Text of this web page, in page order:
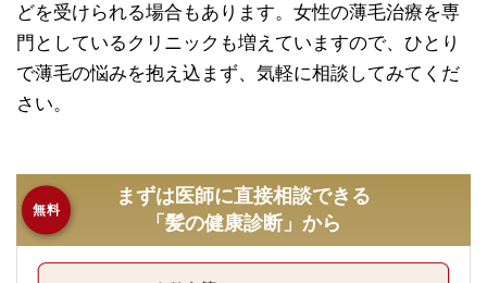
どを受けられる場合もあります。女性の薄毛治療を専
門としているクリニックも増えていますので、ひとり
で薄毛の悩みを抱え込まず、気軽に相談してみてくだ
さい。
無料
まずは医師に直接相談できる
「髪の健康診断」から